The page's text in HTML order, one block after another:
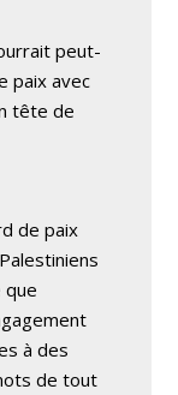
peut-
paix avec
tête de
de paix
que
à des
de tout